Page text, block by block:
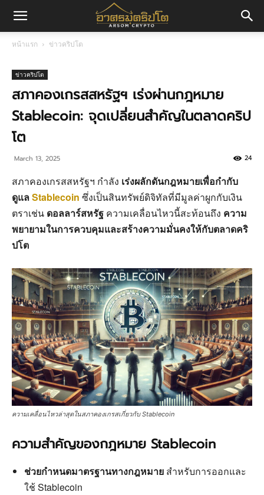
มค
ปโต
หน้าแรก ข่าวคริปโต
ข่าวคริปโต
สภาคองเกรสสหรัฐฯ เร่งผ่านกฎหมาย
Stablecoin: จุดเปลี่ยนสำคัญในตลาดคริป
โต
March 13, 2025 24
สภาคองเกรสสหรัฐฯ กำลัง เร่งผลักดันกฎหมายเพื่อกำกับ
ดูแลStablecoin ซึ่งเป็นสินทรัพย์ดิจิทัลที่มีมูลค่าผูกกับเงิน
ตราเช่น ดอลลาร์สหรัฐ ความเคลื่อนไหวนี้สะท้อนถึง ความ
พยายามในการควบคุมและสร้างความมั่นคงให้กับตลาดคริ
ปโต
ความเคลื่อนไหวล่าสุดในสภาคองเกรสเกี่ยวกับ Stablecoin
ความสำคัญของกฎหมาย Stablecoin
ช่วยกำหนดมาตรฐานทางกฎหมาย สำหรับการออกและ
ใช้ Stablecoin